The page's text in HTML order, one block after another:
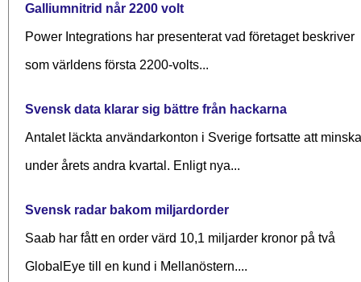
Galliumnitrid når 2200 volt
Power Integrations har presenterat vad företaget beskriver
som världens första 2200-volts...
Svensk data klarar sig bättre från hackarna
Antalet läckta användarkonton i Sverige fortsatte att minska
under årets andra kvartal. Enligt nya...
Svensk radar bakom miljardorder
Saab har fått en order värd 10,1 miljarder kronor på två
GlobalEye till en kund i Mellanöstern....